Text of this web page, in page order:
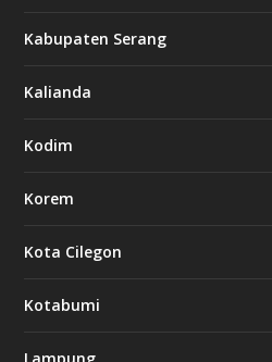
Kabupaten Serang
Kalianda
Kodim
Korem
Kota Cilegon
Kotabumi